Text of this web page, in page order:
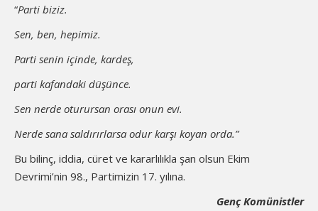
“Parti biziz.
Sen, ben, hepimiz.
Parti senin içinde, kardeş,
parti kafandaki düşünce.
Sen nerde oturursan orası onun evi.
Nerde sana saldırırlarsa odur karşı koyan orda.”
Bu bilinç, iddia, cüret ve kararlılıkla şan olsun Ekim
Devrimi’nin 98., Partimizin 17. yılına.
Genç Komünistler